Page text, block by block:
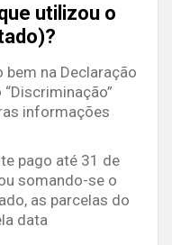
utilizou o
na Declaração
informações
pago até 31 de
somando-se o
as parcelas do
data